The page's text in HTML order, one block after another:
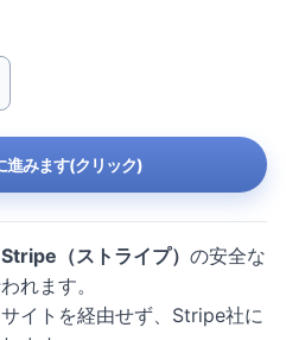
進みます(クリック)
Stripe（ストライプ） の安全な
れます。
イトを経由せず、Stripe社に